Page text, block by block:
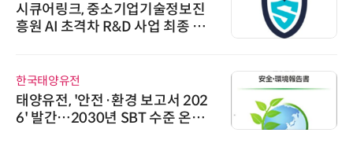
시큐어링크, 중소기업기술정보진
흥원 AI 초격차 R&D 사업 최종 선
한국태양유전
태양유전, '안전·환경 보고서 202
6' 발간…2030년 SBT 수준 온실